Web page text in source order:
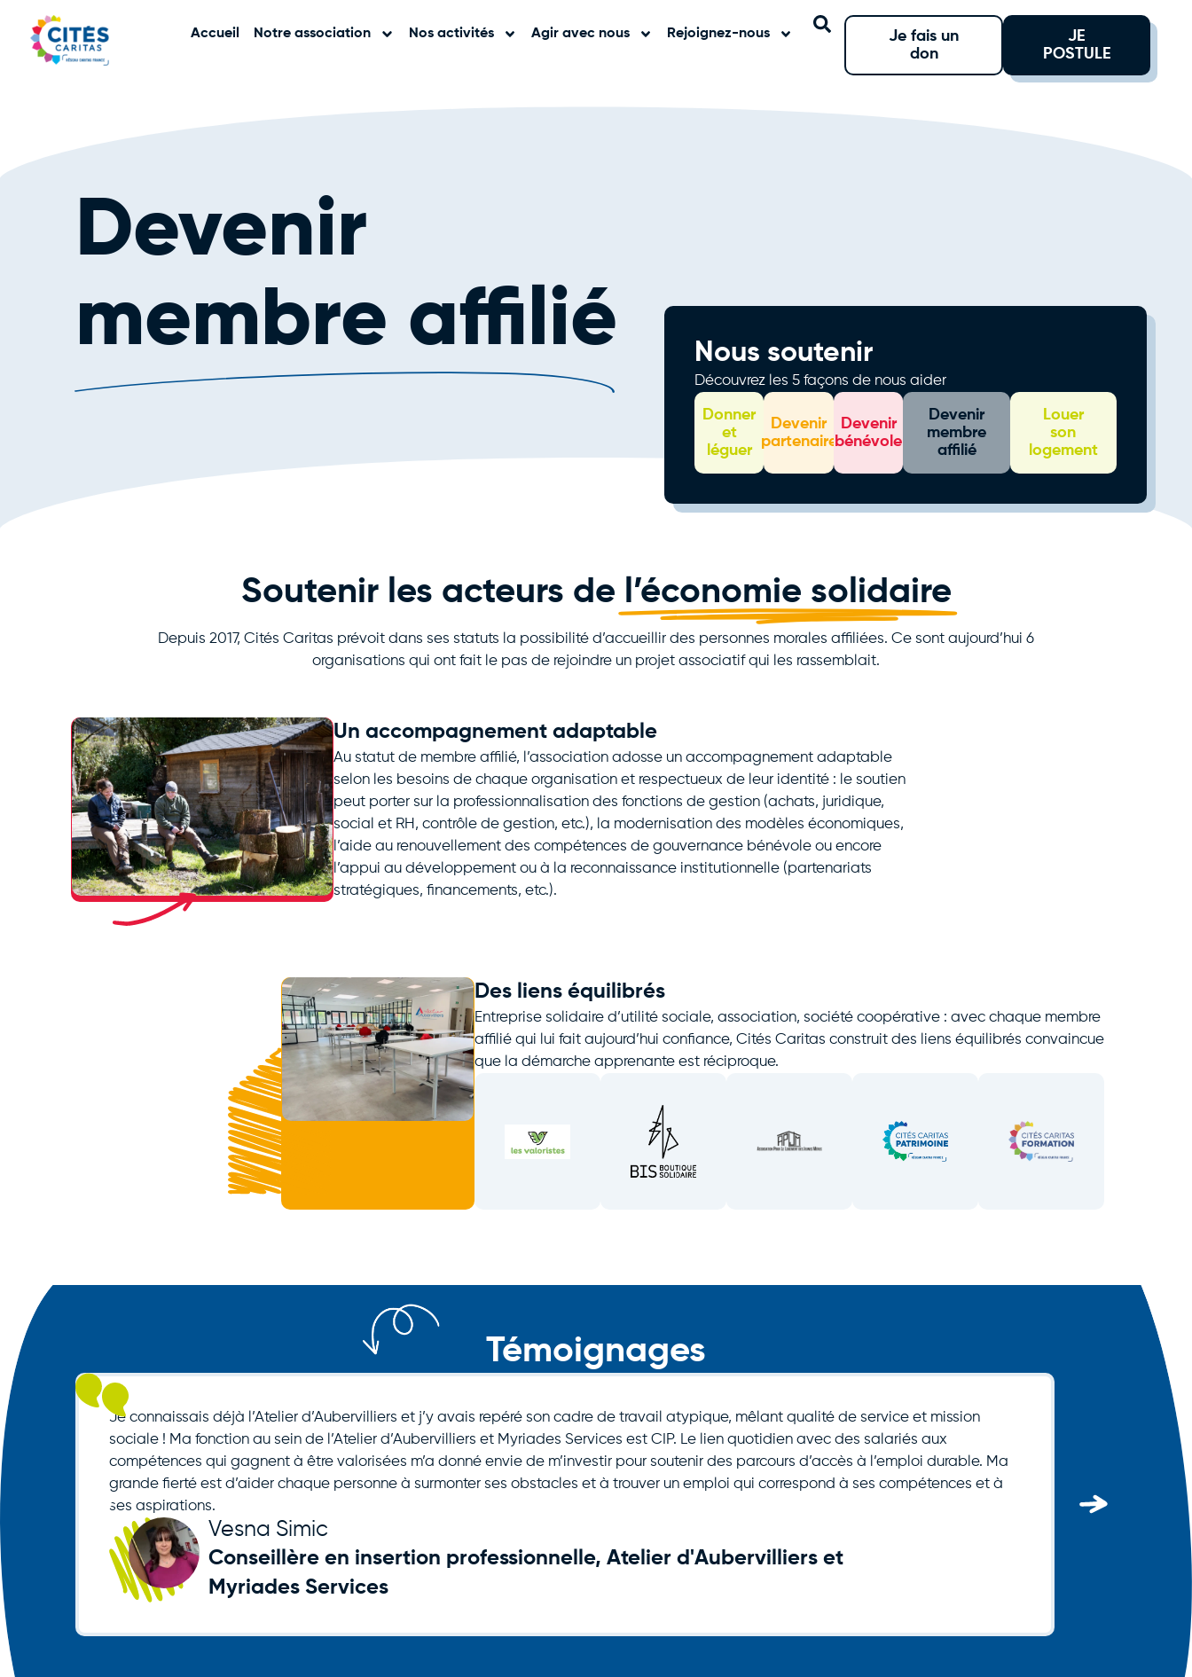
Accueil Notre association Nos activités Agir avec nous Rejoignez-nous
Je fais un
don
JE
POSTULE
Devenir
membre affilié
Nous soutenir
Découvrez les 5 façons de nous aider
Donner
et
léguer
Devenir
partenaire
Devenir
bénévole
Devenir
membre
affilié
Louer
son
logement
Soutenir les acteurs de l’économie solidaire
Depuis 2017, Cités Caritas prévoit dans ses statuts la possibilité d’accueillir des personnes morales affiliées. Ce sont aujourd’hui 6
organisations qui ont fait le pas de rejoindre un projet associatif qui les rassemblait.
Un accompagnement adaptable
Au statut de membre affilié, l’association adosse un accompagnement adaptable
selon les besoins de chaque organisation et respectueux de leur identité : le soutien
peut porter sur la professionnalisation des fonctions de gestion (achats, juridique,
social et RH, contrôle de gestion, etc.), la modernisation des modèles économiques,
l’aide au renouvellement des compétences de gouvernance bénévole ou encore
l’appui au développement ou à la reconnaissance institutionnelle (partenariats
stratégiques, financements, etc.).
Des liens équilibrés
Entreprise solidaire d’utilité sociale, association, société coopérative : avec chaque membre
affilié qui lui fait aujourd’hui confiance, Cités Caritas construit des liens équilibrés convaincue
que la démarche apprenante est réciproque.
Témoignages
Je connaissais déjà l’Atelier d’Aubervilliers et j’y avais repéré son cadre de travail atypique, mêlant qualité de service et mission
sociale ! Ma fonction au sein de l’Atelier d’Aubervilliers et Myriades Services est CIP. Le lien quotidien avec des salariés aux
compétences qui gagnent à être valorisées m’a donné envie de m’investir pour soutenir des parcours d’accès à l’emploi durable. Ma
grande fierté est d’aider chaque personne à surmonter ses obstacles et à trouver un emploi qui correspond à ses compétences et à
ses aspirations.
Vesna Simic
Conseillère en insertion professionnelle, Atelier d'Aubervilliers et
Myriades Services
Une